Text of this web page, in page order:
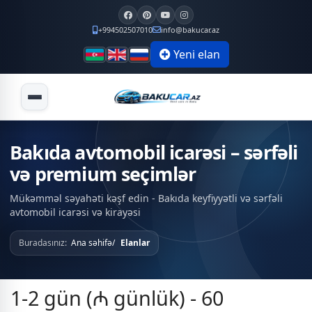
+994502507010 info@bakucar.az
Yeni elan
Bakıda avtomobil icarəsi – sərfəli
və premium seçimlər
Mükəmməl səyahəti kəşf edin - Bakıda keyfiyyətli və sərfəli
avtomobil icarəsi və kirayəsi
Buradasınız: Ana səhifə Elanlar
1-2 gün (₼ günlük) - 60